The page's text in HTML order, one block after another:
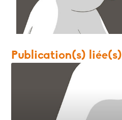
Publication(s) liée(s)